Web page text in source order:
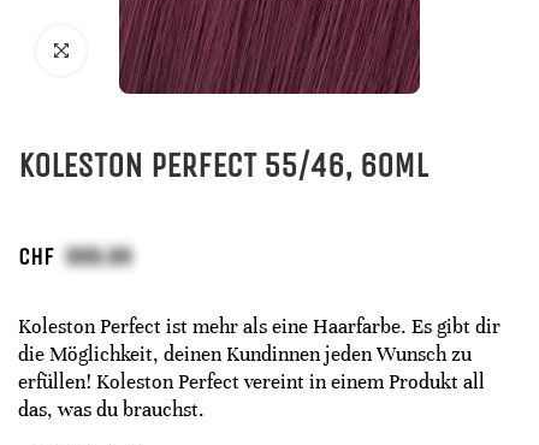
KOLESTON PERFECT 55/46, 60ML
CHF
Koleston Perfect ist mehr als eine Haarfarbe. Es gibt dir
die Möglichkeit, deinen Kundinnen jeden Wunsch zu
erfüllen! Koleston Perfect vereint in einem Produkt all
das, was du brauchst.